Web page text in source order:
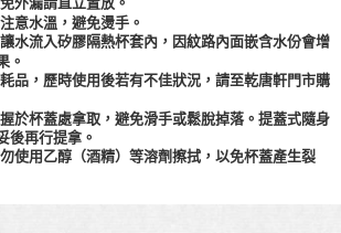
意水溫，避免燙手。
水流入矽膠隔熱杯套內，因紋路內面嵌含水份會增
。
品，歷時使用後若有不佳狀況，請至乾唐軒門市購
於杯蓋處拿取，避免滑手或鬆脫掉落。提蓋式隨身
後再行提拿。
使用乙醇（酒精）等溶劑擦拭，以免杯蓋產生裂